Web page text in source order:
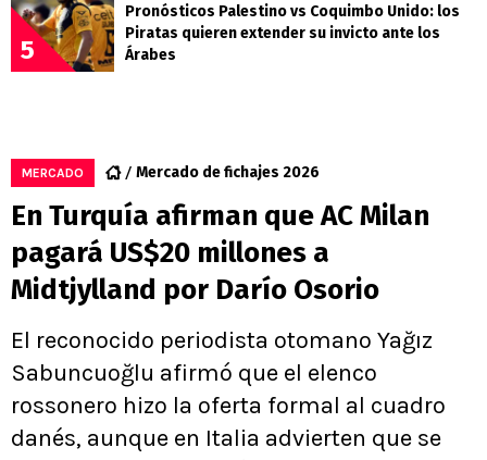
5
Pronósticos Palestino vs Coquimbo Unido: los
Piratas quieren extender su invicto ante los
Árabes
MERCADO Mercado de fichajes 2026
En Turquía afirman que AC Milan
pagará US$20 millones a
Midtjylland por Darío Osorio
El reconocido periodista otomano Yağız
Sabuncuoğlu afirmó que el elenco
rossonero hizo la oferta formal al cuadro
danés, aunque en Italia advierten que se